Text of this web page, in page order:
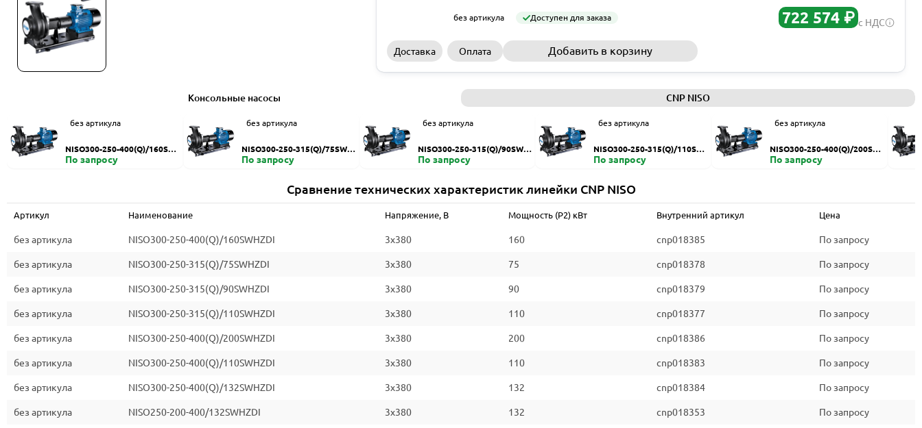
без артикула Доступен для заказа 722 574 ₽ с НДС
Доставка Оплата Добавить в корзину
Консольные насосы CNP NISO
без артикула
NISO300-250-400(Q)/160SW
HZDI
По запросу
без артикула
NISO300-250-315(Q)/75SWH
ZDI
По запросу
без артикула
NISO300-250-315(Q)/90SWH
ZDI
По запросу
без артикула
NISO300-250-315(Q)/110SW
HZDI
По запросу
без артикула
NISO300-250-400(Q)/200SW
HZDI
По запросу
Сравнение технических характеристик линейки CNP NISO
Артикул Наименование Напряжение, В Мощность (P2) кВт Внутренний артикул Цена
без артикула NISO300-250-400(Q)/160SWHZDI 3x380 160 cnp018385 По запросу
без артикула NISO300-250-315(Q)/75SWHZDI 3x380 75 cnp018378 По запросу
без артикула NISO300-250-315(Q)/90SWHZDI 3x380 90 cnp018379 По запросу
без артикула NISO300-250-315(Q)/110SWHZDI 3x380 110 cnp018377 По запросу
без артикула NISO300-250-400(Q)/200SWHZDI 3x380 200 cnp018386 По запросу
без артикула NISO300-250-400(Q)/110SWHZDI 3x380 110 cnp018383 По запросу
без артикула NISO300-250-400(Q)/132SWHZDI 3x380 132 cnp018384 По запросу
без артикула NISO250-200-400/132SWHZDI 3x380 132 cnp018353 По запросу